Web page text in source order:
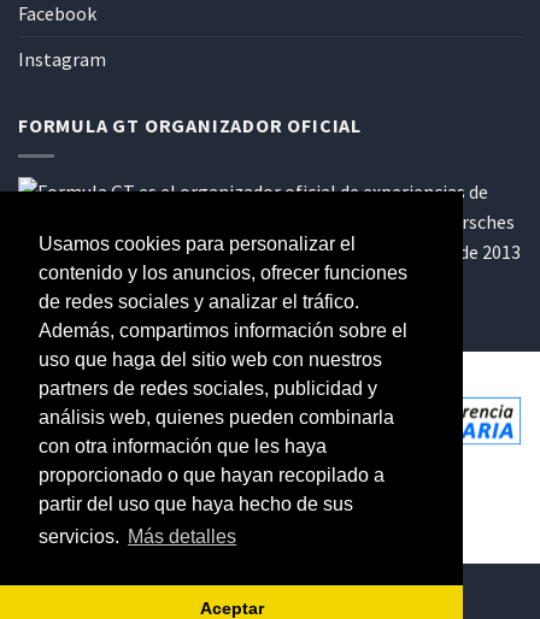
Usamos cookies para personalizar el
contenido y los anuncios, ofrecer funciones
de redes sociales y analizar el tráfico.
Además, compartimos información sobre el
uso que haga del sitio web con nuestros
partners de redes sociales, publicidad y
análisis web, quienes pueden combinarla
con otra información que les haya
proporcionado o que hayan recopilado a
partir del uso que haya hecho de sus
servicios. Más detalles
Aceptar
Facebook
Instagram
FORMULA GT ORGANIZADOR OFICIAL
Copyright 2026 © Epic Cars
POLÍTICA DE COOKIES